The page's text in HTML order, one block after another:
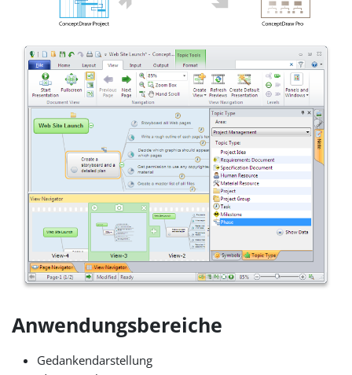
Anwendungsbereiche
Gedankendarstellung